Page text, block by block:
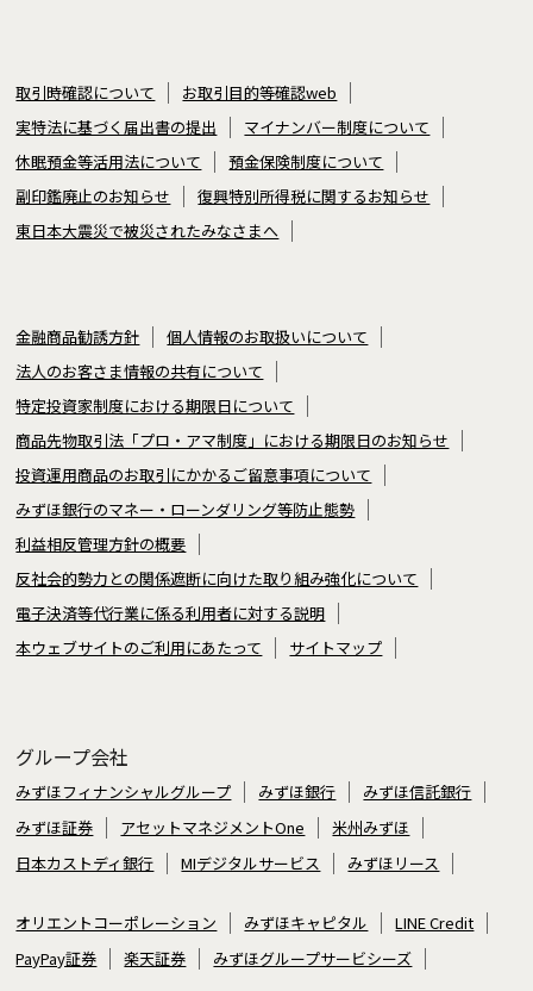
取引時確認について
お取引目的等確認web
実特法に基づく届出書の提出
マイナンバー制度について
休眠預金等活用法について
預金保険制度について
副印鑑廃止のお知らせ
復興特別所得税に関するお知らせ
東日本大震災で被災されたみなさまへ
金融商品勧誘方針
個人情報のお取扱いについて
法人のお客さま情報の共有について
特定投資家制度における期限日について
商品先物取引法「プロ・アマ制度」における期限日のお知らせ
投資運用商品のお取引にかかるご留意事項について
みずほ銀行のマネー・ローンダリング等防止態勢
利益相反管理方針の概要
反社会的勢力との関係遮断に向けた取り組み強化について
電子決済等代行業に係る利用者に対する説明
本ウェブサイトのご利用にあたって
サイトマップ
グループ会社
みずほフィナンシャルグループ みずほ銀行
みずほ信託銀行
みずほ証券
アセットマネジメントOne
米州みずほ
日本カストディ銀行
MIデジタルサービス みずほリース
オリエントコーポレーション みずほキャピタル
LINE Credit
PayPay証券
楽天証券 みずほグループサービシーズ